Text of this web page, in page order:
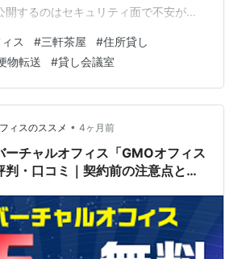
開するのはセキュリティ面で不安があ
ライム上場のGMOインターネットグ
ーチャルオフィスGMOオフィスサポ
ィスです。 バーチャルオフィスは価格
、その中でもGMOオフィスサポートは
料0円」「150gまでの郵便転送料0円」
倒するコスト…
ス #三軒茶屋 #住所貸し
物転送 #貸し会議室
ィスのススメ • 4ヶ月前
ーチャルオフィス「GMOオフィス
判・口コミ｜契約前の注意点と意